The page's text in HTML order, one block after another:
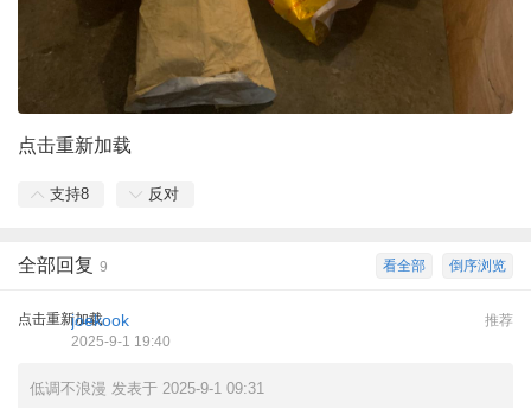
点击重新加载
支持8 反对
倒序浏览
看全部
全部回复 9
点击重新加载 推荐
joekook
2025-9-1 19:40
低调不浪漫 发表于 2025-9-1 09:31